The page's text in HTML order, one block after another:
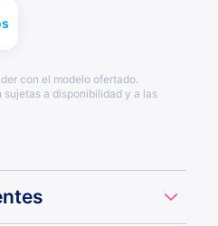
con el modelo ofertado.
a disponibilidad y a las